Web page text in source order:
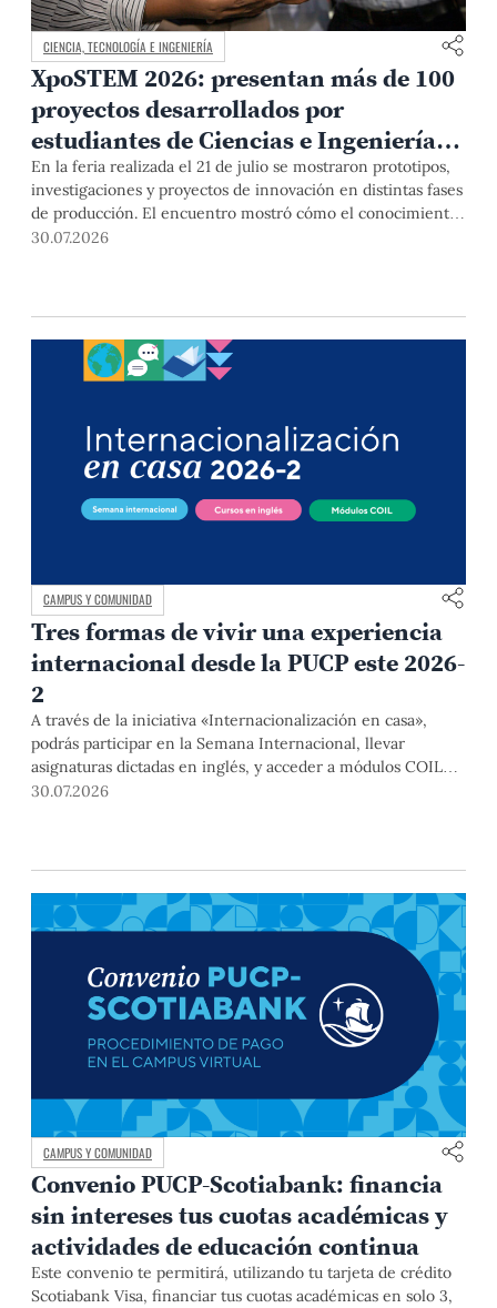
CIENCIA, TECNOLOGÍA E INGENIERÍA
XpoSTEM 2026: presentan más de 100
proyectos desarrollados por
estudiantes de Ciencias e Ingeniería
PUCP orientados a atender
necesidades del país
En la feria realizada el 21 de julio se mostraron prototipos,
investigaciones y proyectos de innovación en distintas fases
de producción. El encuentro mostró cómo el conocimiento
adquirido en las aulas puede responder a desafíos concretos
30.07.2026
CAMPUS Y COMUNIDAD
Tres formas de vivir una experiencia
internacional desde la PUCP este 2026-
2
A través de la iniciativa «Internacionalización en casa»,
podrás participar en la Semana Internacional, llevar
asignaturas dictadas en inglés, y acceder a módulos COIL
junto con estudiantes y docentes de universidades
30.07.2026
CAMPUS Y COMUNIDAD
Convenio PUCP-Scotiabank: financia
sin intereses tus cuotas académicas y
actividades de educación continua
Este convenio te permitirá, utilizando tu tarjeta de crédito
Scotiabank Visa, financiar tus cuotas académicas en solo 3,